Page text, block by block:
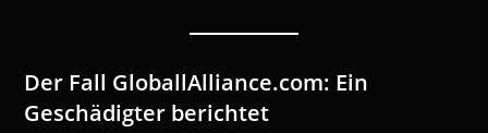
Der Fall GloballAlliance.com: Ein
Geschädigter berichtet